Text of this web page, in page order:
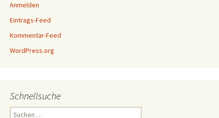
Anmelden
Eintrags-Feed
Kommentar-Feed
WordPress.org
Schnellsuche
Suchen